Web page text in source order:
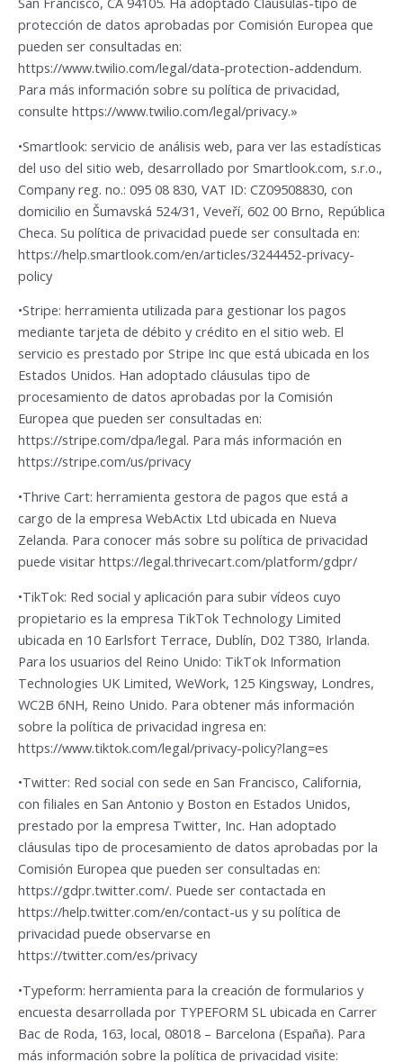
protección de datos aprobadas por Comisión Europea que
pueden ser consultadas en:
https://www.twilio.com/legal/data-protection-addendum.
Para más información sobre su política de privacidad,
consulte https://www.twilio.com/legal/privacy.»
•Smartlook: servicio de análisis web, para ver las estadísticas
del uso del sitio web, desarrollado por Smartlook.com, s.r.o.,
Company reg. no.: 095 08 830, VAT ID: CZ09508830, con
domicilio en Šumavská 524/31, Veveří, 602 00 Brno, República
Checa. Su política de privacidad puede ser consultada en:
https://help.smartlook.com/en/articles/3244452-privacy-
policy
•Stripe: herramienta utilizada para gestionar los pagos
mediante tarjeta de débito y crédito en el sitio web. El
servicio es prestado por Stripe Inc que está ubicada en los
Estados Unidos. Han adoptado cláusulas tipo de
procesamiento de datos aprobadas por la Comisión
Europea que pueden ser consultadas en:
https://stripe.com/dpa/legal. Para más información en
https://stripe.com/us/privacy
•Thrive Cart: herramienta gestora de pagos que está a
cargo de la empresa WebActix Ltd ubicada en Nueva
Zelanda. Para conocer más sobre su política de privacidad
puede visitar https://legal.thrivecart.com/platform/gdpr/
•TikTok: Red social y aplicación para subir vídeos cuyo
propietario es la empresa TikTok Technology Limited
ubicada en 10 Earlsfort Terrace, Dublín, D02 T380, Irlanda.
Para los usuarios del Reino Unido: TikTok Information
Technologies UK Limited, WeWork, 125 Kingsway, Londres,
WC2B 6NH, Reino Unido. Para obtener más información
sobre la política de privacidad ingresa en:
https://www.tiktok.com/legal/privacy-policy?lang=es
•Twitter: Red social con sede en San Francisco, California,
con filiales en San Antonio y Boston en Estados Unidos,
prestado por la empresa Twitter, Inc. Han adoptado
cláusulas tipo de procesamiento de datos aprobadas por la
Comisión Europea que pueden ser consultadas en:
https://gdpr.twitter.com/. Puede ser contactada en
https://help.twitter.com/en/contact-us y su política de
privacidad puede observarse en
https://twitter.com/es/privacy
•Typeform: herramienta para la creación de formularios y
encuesta desarrollada por TYPEFORM SL ubicada en Carrer
Bac de Roda, 163, local, 08018 – Barcelona (España). Para
más información sobre la política de privacidad visite: